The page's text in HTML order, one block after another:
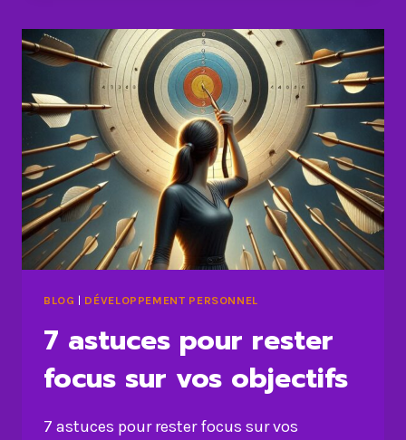
LA
FORCE
DE
LA
VOLONTÉ
BLOG | DÉVELOPPEMENT PERSONNEL
7 astuces pour rester
focus sur vos objectifs
7 astuces pour rester focus sur vos